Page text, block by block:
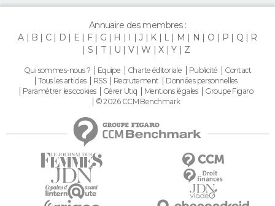
Annuaire des membres :
A
B C D E F G H I J K L M N O P Q
R
S
T U V W X Y Z
Qui sommes-nous ? Equipe Charte éditoriale Publicité
Contact
Tous les articles
RSS Recrutement
Données personnelles
Paramétrer les cookies
Gérer Utiq Mentions légales
Groupe Figaro
© 2026 CCM Benchmark